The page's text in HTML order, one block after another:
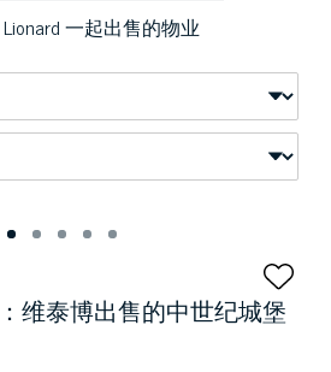
一起出售的物业
维泰博出售的中世纪城堡